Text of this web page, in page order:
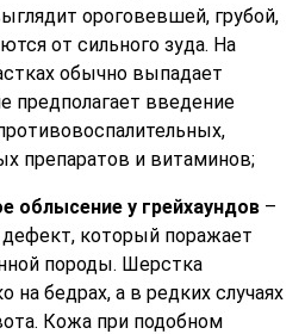
ороговевшей, грубой,
от сильного зуда. На
обычно выпадает
предполагает введение
препаратов и витаминов;
облысение у грейхаундов –
который поражает
породы. Шерстка
на бедрах, а в редких случаях
Кожа при подобном